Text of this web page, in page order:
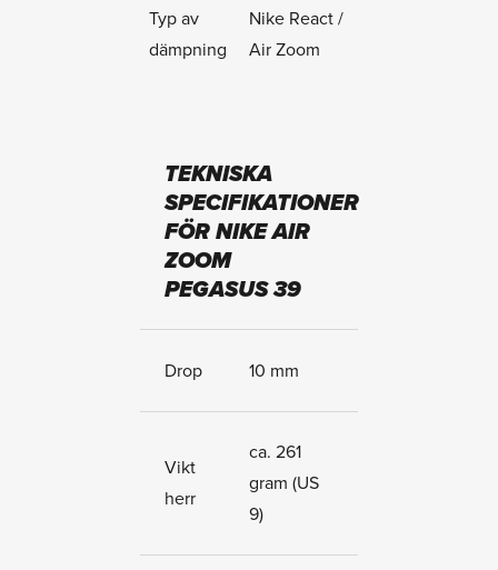
Typ av
dämpning
Nike React /
Air Zoom
TEKNISKA
SPECIFIKATIONER
FÖR NIKE AIR
ZOOM
PEGASUS 39
Drop 10 mm
Vikt
herr
ca. 261
gram (US
9)